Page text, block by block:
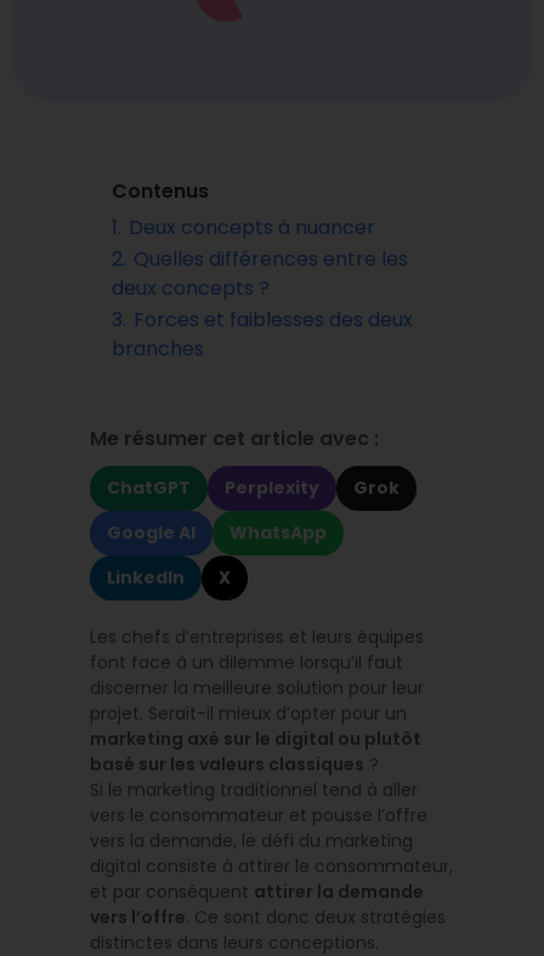
Contenus
1. Deux concepts à nuancer
2. Quelles différences entre les
deux concepts ?
3. Forces et faiblesses des deux
branches
Me résumer cet article avec :
ChatGPT Perplexity
Grok
Google AI
WhatsApp
LinkedIn
X
Les chefs d’entreprises et leurs équipes
font face à un dilemme lorsqu’il faut
discerner la meilleure solution pour leur
projet. Serait-il mieux d’opter pour un
marketing axé sur le digital ou plutôt
basé sur les valeurs classiques ?
Si le marketing traditionnel tend à aller
vers le consommateur et pousse l’offre
vers la demande, le défi du marketing
digital consiste à attirer le consommateur,
et par conséquent attirer la demande
vers l’offre. Ce sont donc deux stratégies
distinctes dans leurs conceptions.